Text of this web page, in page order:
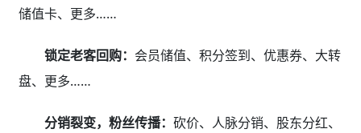
储值卡、更多……
锁定老客回购： 会员储值、积分签到、优惠券、大转
盘、更多……
分销裂变，粉丝传播： 砍价、人脉分销、股东分红、